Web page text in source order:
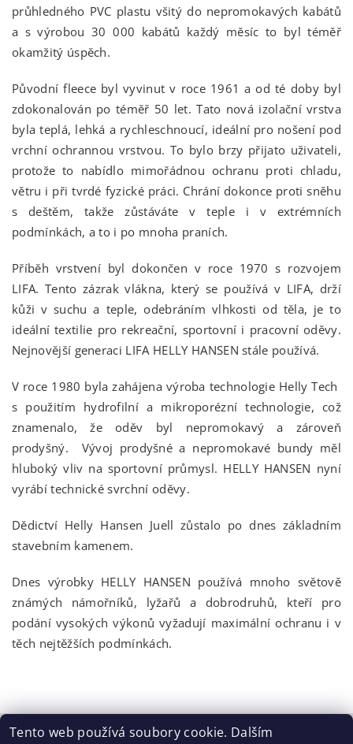
průhledného PVC plastu všitý do nepromokavých kabátů
a s výrobou 30 000 kabátů každý měsíc to byl téměř
okamžitý úspěch.
Původní fleece byl vyvinut v roce 1961 a od té doby byl
zdokonalován po téměř 50 let. Tato nová izolační vrstva
byla teplá, lehká a rychleschnoucí, ideální pro nošení pod
vrchní ochrannou vrstvou. To bylo brzy přijato uživateli,
protože to nabídlo mimořádnou ochranu proti chladu,
větru i při tvrdé fyzické práci. Chrání dokonce proti sněhu
s deštěm, takže zůstáváte v teple i v extrémních
podmínkách, a to i po mnoha praních.
Příběh vrstvení byl dokončen v roce 1970 s rozvojem
LIFA. Tento zázrak vlákna, který se používá v LIFA, drží
kůži v suchu a teple, odebráním vlhkosti od těla, je to
ideální textilie pro rekreační, sportovní i pracovní oděvy.
Nejnovější generaci LIFA HELLY HANSEN stále používá.
V roce 1980 byla zahájena výroba technologie Helly Tech
s použitím hydrofilní a mikroporézní technologie, což
znamenalo, že oděv byl nepromokavý a zároveň
prodyšný. Vývoj prodyšné a nepromokavé bundy měl
hluboký vliv na sportovní průmysl. HELLY HANSEN nyní
vyrábí technické svrchní oděvy.
Dědictví Helly Hansen Juell zůstalo po dnes základním
stavebním kamenem.
Dnes výrobky HELLY HANSEN používá mnoho světově
známých námořníků, lyžařů a dobrodruhů, kteří pro
podání vysokých výkonů vyžadují maximální ochranu i v
těch nejtěžších podmínkách.
Tento web používá soubory cookie. Dalším